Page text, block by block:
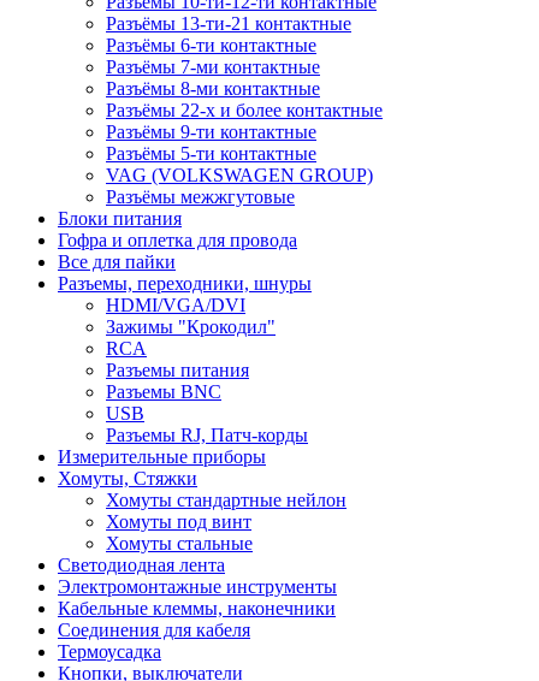
Разъёмы 13-ти-21 контактные
Разъёмы 6-ти контактные
Разъёмы 7-ми контактные
Разъёмы 8-ми контактные
Разъёмы 22-х и более контактные
Разъёмы 9-ти контактные
Разъёмы 5-ти контактные
VAG (VOLKSWAGEN GROUP)
Разъёмы межжгутовые
Блоки питания
Гофра и оплетка для провода
Все для пайки
Разъемы, переходники, шнуры
HDMI/VGA/DVI
Зажимы "Крокодил"
RCA
Разъемы питания
Разъемы BNC
USB
Разъемы RJ, Патч-корды
Измерительные приборы
Хомуты, Стяжки
Хомуты стандартные нейлон
Хомуты под винт
Хомуты стальные
Светодиодная лента
Электромонтажные инструменты
Кабельные клеммы, наконечники
Соединения для кабеля
Термоусадка
Кнопки, выключатели